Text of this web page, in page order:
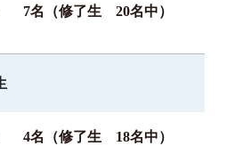
7名（修了生 20名中）
4名（修了生 18名中）